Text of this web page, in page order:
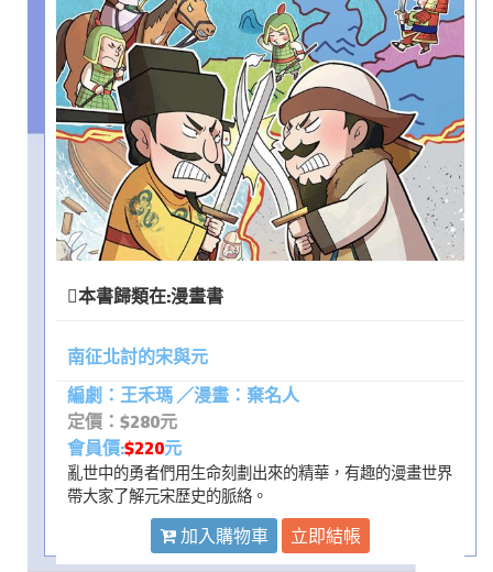
本書歸類在:漫畫書
南征北討的宋與元
編劇：王禾瑪 ／漫畫：棄名人
定價：$280元
會員價:$220元
亂世中的勇者們用生命刻劃出來的精華，有趣的漫畫世界
帶大家了解元宋歷史的脈絡。
加入購物車 立即結帳